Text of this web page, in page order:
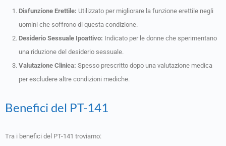
Disfunzione Erettile: Utilizzato per migliorare la funzione erettile negli
uomini che soffrono di questa condizione.
Desiderio Sessuale Ipoattivo: Indicato per le donne che sperimentano
una riduzione del desiderio sessuale.
Valutazione Clinica: Spesso prescritto dopo una valutazione medica
per escludere altre condizioni mediche.
Benefici del PT-141
Tra i benefici del PT-141 troviamo: